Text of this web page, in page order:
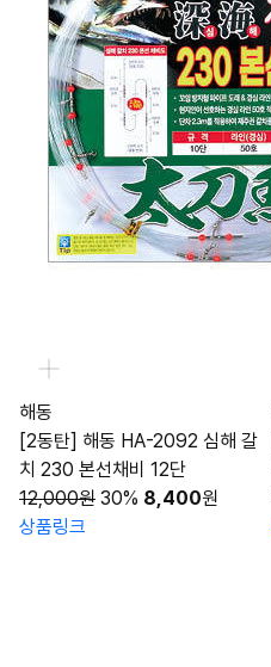
해동
[2동탄] 해동 HA-2092 심해 갈
치 230 본선채비 12단
12,000원 30% 8,400원
상품링크